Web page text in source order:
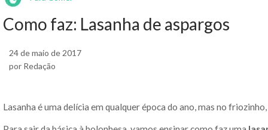
Como faz: Lasanha de aspargos
24 de maio de 2017
por Redação
Lasanha é uma delícia em qualquer época do ano, mas no